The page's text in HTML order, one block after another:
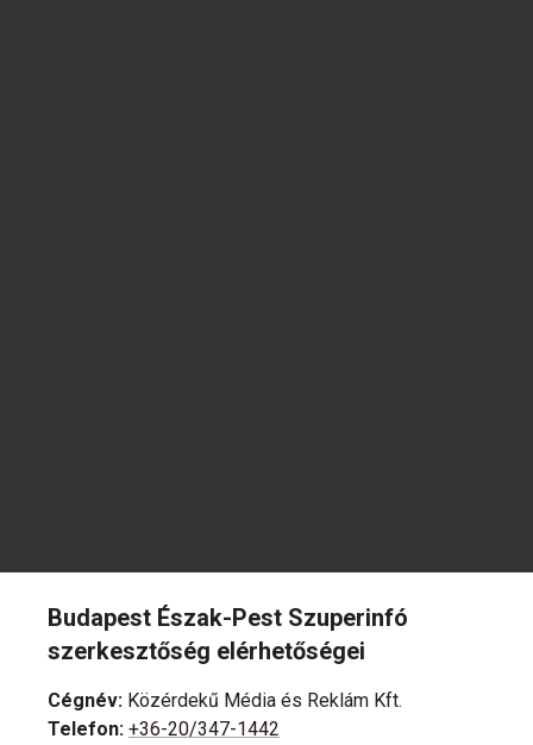
Budapest Észak-Pest Szuperinfó
szerkesztőség elérhetőségei
Cégnév: Közérdekű Média és Reklám Kft.
Telefon: +36-20/347-1442